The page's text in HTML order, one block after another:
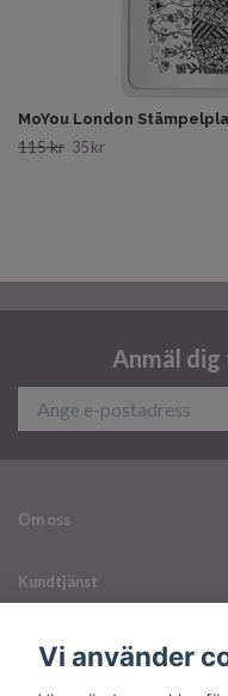
MoYou London
115 kr 35 kr
Anmäl
Om oss
Kundtjänst
Läs mer
Vi använder